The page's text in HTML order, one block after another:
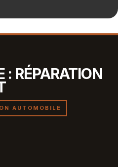
: RÉPARATION
AUTOMOBILE